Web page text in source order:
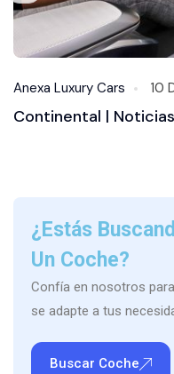
Anexa Luxury Cars 10
Continental |
¿Estás
Un Coche?
Confía en nosotros
se adapte a tus
Buscar Coche